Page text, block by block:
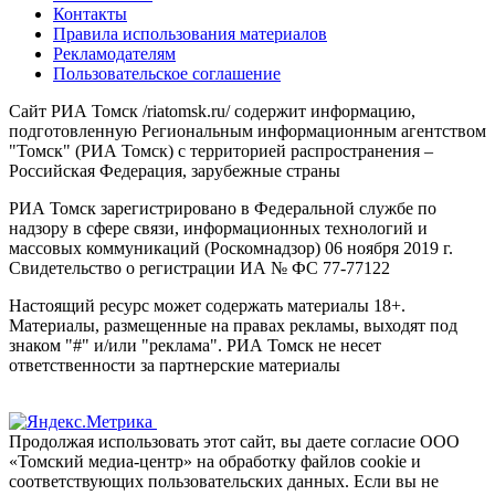
Контакты
Правила использования материалов
Рекламодателям
Пользовательское соглашение
Сайт РИА Томск /riatomsk.ru/ содержит информацию,
подготовленную Региональным информационным агентством
"Томск" (РИА Томск) с территорией распространения –
Российская Федерация, зарубежные страны
РИА Томск зарегистрировано в Федеральной службе по
надзору в сфере связи, информационных технологий и
массовых коммуникаций (Роскомнадзор) 06 ноября 2019 г.
Свидетельство о регистрации ИА № ФС 77-77122
Настоящий ресурс может содержать материалы 18+.
Материалы, размещенные на правах рекламы, выходят под
знаком "#" и/или "реклама". РИА Томск не несет
ответственности за партнерские материалы
Продолжая использовать этот сайт, вы даете согласие ООО
«Томский медиа-центр» на обработку файлов cookie и
соответствующих пользовательских данных. Если вы не